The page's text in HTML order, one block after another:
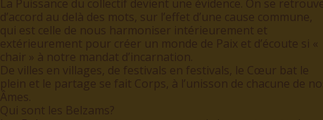
La Puissance du collectif devient une évidence. On se
d’accord au delà des mots, sur l’effet d’une cause commune,
qui est celle de nous harmoniser intérieurement et
extérieurement pour créer un monde de Paix et d’écoute si «
chair » à notre mandat d’incarnation.
De villes en villages, de festivals en festivals, le Cœur bat le
plein et le partage se fait Corps, à l’unisson de chacune de
Âmes.
Qui sont les Belzams?